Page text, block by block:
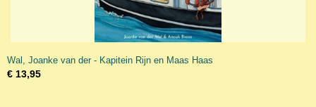
Wal, Joanke van der - Kapitein Rijn en Maas Haas
€ 13,95